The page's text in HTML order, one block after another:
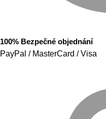
100% Bezpečné objednání
PayPal / MasterCard / Visa